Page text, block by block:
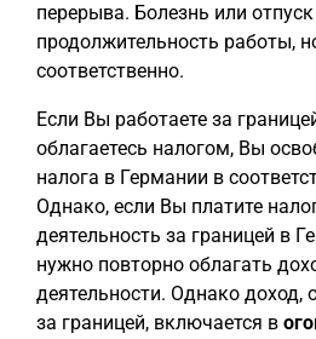
перерыва. Болезнь или
продолжительность работы,
соответственно.
Если Вы работаете за
облагаетесь налогом, Вы
налога в Германии в
Однако, если Вы платите
деятельность за границей в
нужно повторно облагать
деятельности. Однако доход,
за границей, включается в